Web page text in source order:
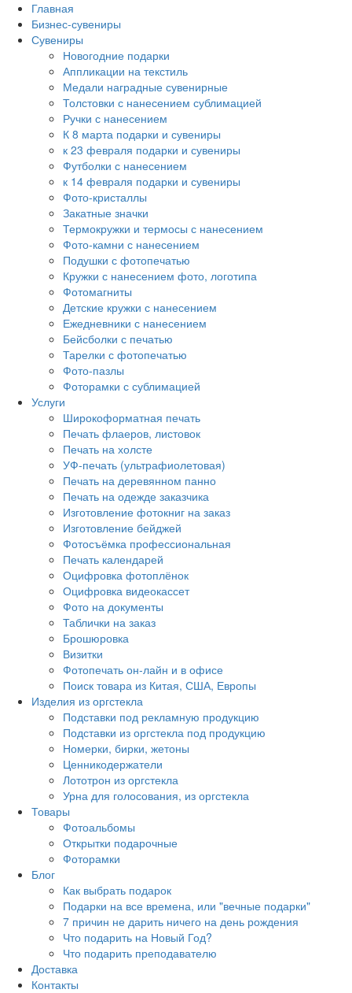
Главная
Бизнес-сувениры
Сувениры
Новогодние подарки
Аппликации на текстиль
Медали наградные сувенирные
Толстовки с нанесением сублимацией
Ручки с нанесением
К 8 марта подарки и сувениры
к 23 февраля подарки и сувениры
Футболки с нанесением
к 14 февраля подарки и сувениры
Фото-кристаллы
Закатные значки
Термокружки и термосы с нанесением
Фото-камни с нанесением
Подушки с фотопечатью
Кружки с нанесением фото, логотипа
Фотомагниты
Детские кружки с нанесением
Ежедневники с нанесением
Бейсболки с печатью
Тарелки с фотопечатью
Фото-пазлы
Фоторамки с сублимацией
Услуги
Широкоформатная печать
Печать флаеров, листовок
Печать на холсте
УФ-печать (ультрафиолетовая)
Печать на деревянном панно
Печать на одежде заказчика
Изготовление фотокниг на заказ
Изготовление бейджей
Фотосъёмка профессиональная
Печать календарей
Оцифровка фотоплёнок
Оцифровка видеокассет
Фото на документы
Таблички на заказ
Брошюровка
Визитки
Фотопечать он-лайн и в офисе
Поиск товара из Китая, США, Европы
Изделия из оргстекла
Подставки под рекламную продукцию
Подставки из оргстекла под продукцию
Номерки, бирки, жетоны
Ценникодержатели
Лототрон из оргстекла
Урна для голосования, из оргстекла
Товары
Фотоальбомы
Открытки подарочные
Фоторамки
Блог
Как выбрать подарок
Подарки на все времена, или "вечные подарки"
7 причин не дарить ничего на день рождения
Что подарить на Новый Год?
Что подарить преподавателю
Доставка
Контакты